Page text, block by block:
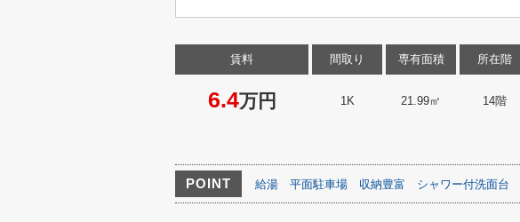
賃料
6.4万円
間取り
1K
専有面積
21.99㎡
所在階
14階
POINT 給湯 平面駐車場 収納豊富 シャワー付洗面台